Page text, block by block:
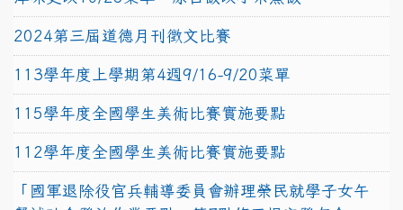
2024第三屆道德月刊徵文比賽
113學年度上學期第4週9/16-9/20菜單
115學年度全國學生美術比賽實施要點
112學年度全國學生美術比賽實施要點
「國軍退除役官兵輔導委員會辦理榮民就學子女午